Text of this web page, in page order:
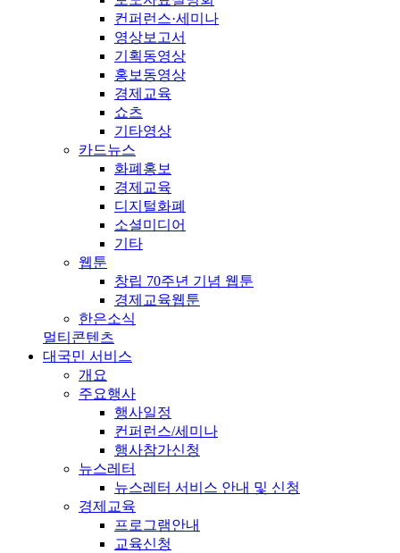
컨퍼런스·세미나
영상보고서
기획동영상
홍보동영상
경제교육
쇼츠
기타영상
카드뉴스
화폐홍보
경제교육
디지털화폐
소셜미디어
기타
웹툰
창립 70주년 기념 웹툰
경제교육웹툰
한은소식
멀티콘텐츠
대국민 서비스
개요
주요행사
행사일정
컨퍼런스/세미나
행사참가신청
뉴스레터
뉴스레터 서비스 안내 및 신청
경제교육
프로그램안내
교육신청